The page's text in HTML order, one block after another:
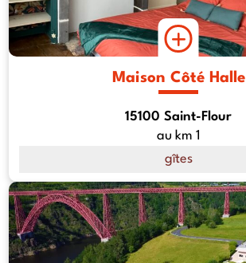
Maison Côté Halle
15100 Saint-Flour
au km 1
gîtes